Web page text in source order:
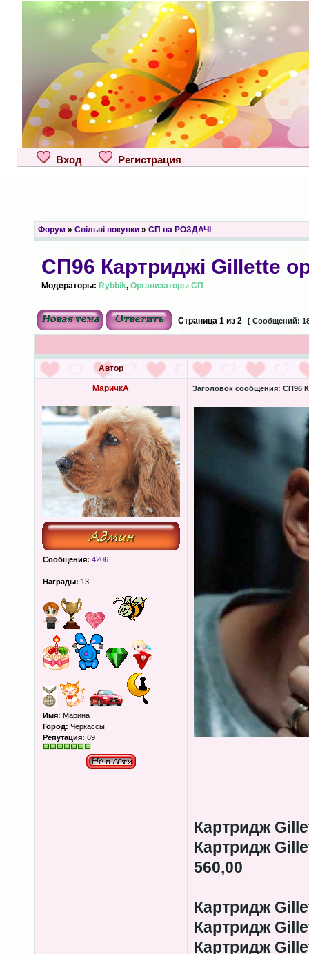
Вход Регистрация
Форум » Спільні покупки» СП на РОЗДАЧІ
СП96 Картриджі Gillette
Модераторы: Rybbik, Организаторы СП
Страница 1из 2 [ Сообщений:
Автор
МаричкА Заголовок сообщения: СП96
Сообщения: 4206
Награды: 13
Имя: Марина
Город: Черкассы
Репутация: 69
Картридж
Картридж
560,00
Картридж
Картридж
Картридж